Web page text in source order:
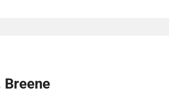
Breene